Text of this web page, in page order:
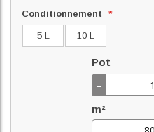
Conditionnement
5 L 10 L
Pot
-
m²